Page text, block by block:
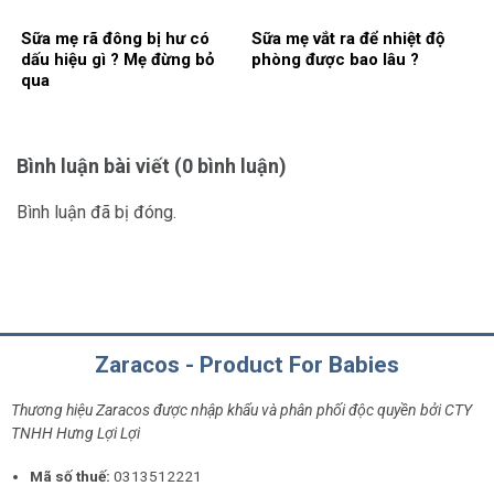
Sữa mẹ rã đông bị hư có
dấu hiệu gì ? Mẹ đừng bỏ
qua
Sữa mẹ vắt ra để nhiệt độ
phòng được bao lâu ?
Bình luận bài viết (0 bình luận)
Bình luận đã bị đóng.
Zaracos - Product For Babies
Thương hiệu Zaracos được nhập khẩu và phân phối độc quyền bởi CTY
TNHH Hưng Lợi Lợi
Mã số thuế: 0313512221